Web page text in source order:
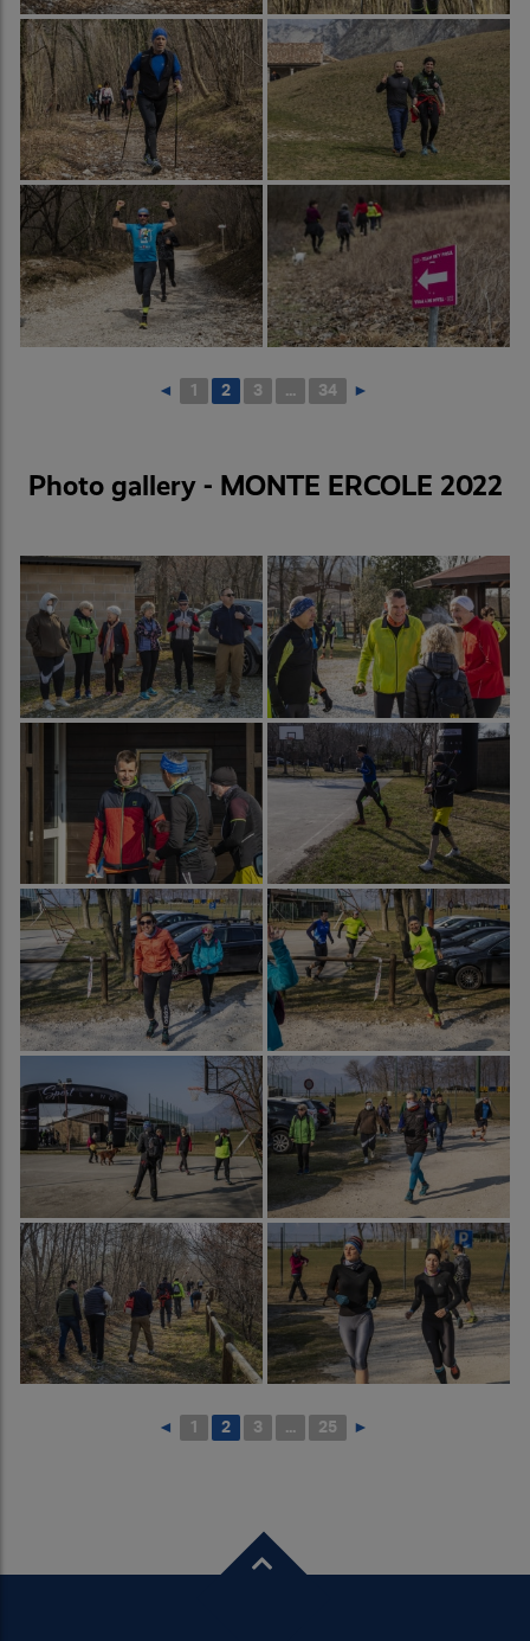
◄ 1 2 3 ... 34 ►
Photo gallery - MONTE ERCOLE 2022
◄ 1 2 3 ... 25 ►